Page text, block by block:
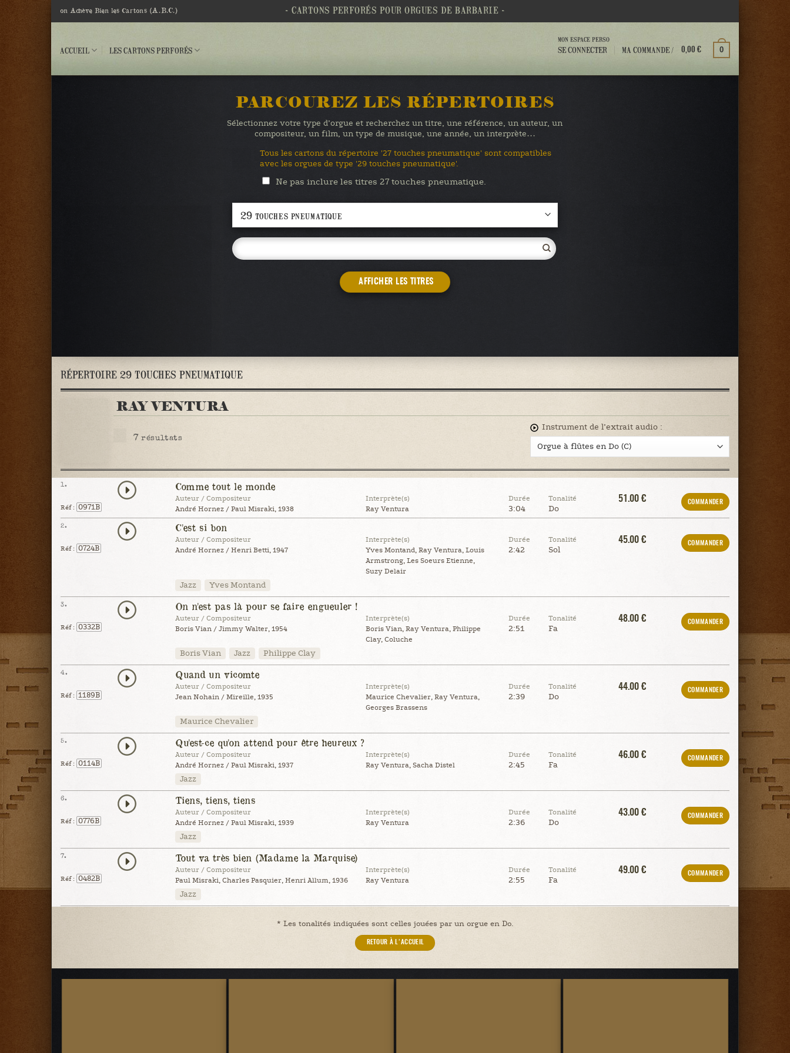
on Achève Bien les Cartons (A.B.C.) - CARTONS PERFORÉS POUR ORGUES DE BARBARIE -
ACCUEIL LES CARTONS PERFORÉS
MON ESPACE PERSO
SE CONNECTER MA COMMANDE / 0,00€ 0
PARCOUREZ LES RÉPERTOIRES
Sélectionnez votre type d’orgue et recherchez un titre, une référence, un auteur, un
compositeur, un film, un type de musique, une année, un interprète…
Tous les cartons du répertoire '27 touches pneumatique' sont compatibles
avec les orgues de type '29 touches pneumatique'.
Ne pas inclure les titres 27 touches pneumatique.
AFFICHER LES TITRES
RÉPERTOIRE 29 TOUCHES PNEUMATIQUE
RAY VENTURA
7résultats
Instrument de l’extrait audio :
1.
Réf : 0971B
Comme tout le monde
Auteur / Compositeur
André Hornez / Paul Misraki, 1938
Interprète(s)
Ray Ventura
Durée
3:04
Tonalité
Do
51.00 € COMMANDER
2.
Réf : 0724B
C'est si bon
Auteur / Compositeur
André Hornez / Henri Betti, 1947
Interprète(s)
Yves Montand, Ray Ventura, Louis
Armstrong, Les Soeurs Etienne,
Suzy Delair
Durée
2:42
Tonalité
Sol
45.00 € COMMANDER
Jazz Yves Montand
3.
Réf : 0332B
On n'est pas là pour se faire engueuler !
Auteur / Compositeur
Boris Vian / Jimmy Walter, 1954
Interprète(s)
Boris Vian, Ray Ventura, Philippe
Clay, Coluche
Durée
2:51
Tonalité
Fa
48.00 € COMMANDER
Boris Vian Jazz Philippe Clay
4.
Réf : 1189B
Quand un vicomte
Auteur / Compositeur
Jean Nohain / Mireille, 1935
Interprète(s)
Maurice Chevalier, Ray Ventura,
Georges Brassens
Durée
2:39
Tonalité
Do
44.00 € COMMANDER
Maurice Chevalier
5.
Réf : 0114B
Qu'est-ce qu'on attend pour être heureux ?
Auteur / Compositeur
André Hornez / Paul Misraki, 1937
Interprète(s)
Ray Ventura, Sacha Distel
Durée
2:45
Tonalité
Fa
46.00 € COMMANDER
Jazz
6.
Réf : 0776B
Tiens, tiens, tiens
Auteur / Compositeur
André Hornez / Paul Misraki, 1939
Interprète(s)
Ray Ventura
Durée
2:36
Tonalité
Do
43.00 € COMMANDER
Jazz
7.
Réf : 0482B
Tout va très bien (Madame la Marquise)
Auteur / Compositeur
Paul Misraki, Charles Pasquier, Henri Allum, 1936
Interprète(s)
Ray Ventura
Durée
2:55
Tonalité
Fa
49.00 € COMMANDER
Jazz
* Les tonalités indiquées sont celles jouées par un orgue en Do.
RETOUR À L'ACCUEIL